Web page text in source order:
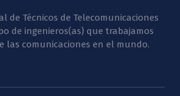
de Técnicos de Telecomunicaciones
de ingenieros(as) que trabajamos
las comunicaciones en el mundo.